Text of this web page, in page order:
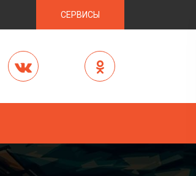
СЕРВИСЫ